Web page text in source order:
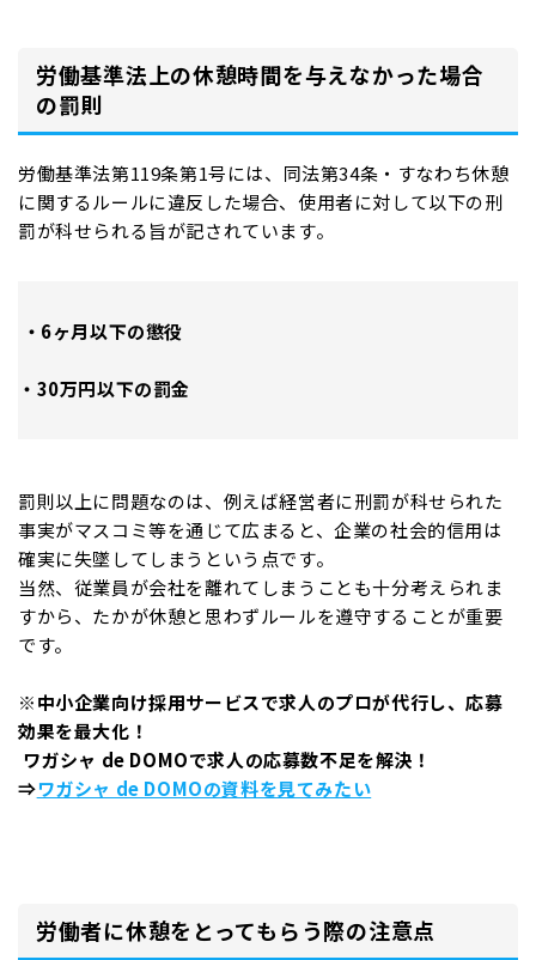
労働基準法上の休憩時間を与えなかった場合
の罰則
労働基準法第119条第1号には、同法第34条・すなわち休憩
に関するルールに違反した場合、使用者に対して以下の刑
罰が科せられる旨が記されています。
・6ヶ月以下の懲役
・30万円以下の罰金
罰則以上に問題なのは、例えば経営者に刑罰が科せられた
事実がマスコミ等を通じて広まると、企業の社会的信用は
確実に失墜してしまうという点です。
当然、従業員が会社を離れてしまうことも十分考えられま
すから、たかが休憩と思わずルールを遵守することが重要
です。
※中小企業向け採用サービスで求人のプロが代行し、応募
効果を最大化！
ワガシャ de DOMOで求人の応募数不足を解決！
⇒ワガシャ de DOMOの資料を見てみたい
労働者に休憩をとってもらう際の注意点